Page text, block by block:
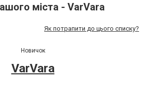
міста - VarVarа
Як потрапити до цього списку?
Новичок
VarVarа